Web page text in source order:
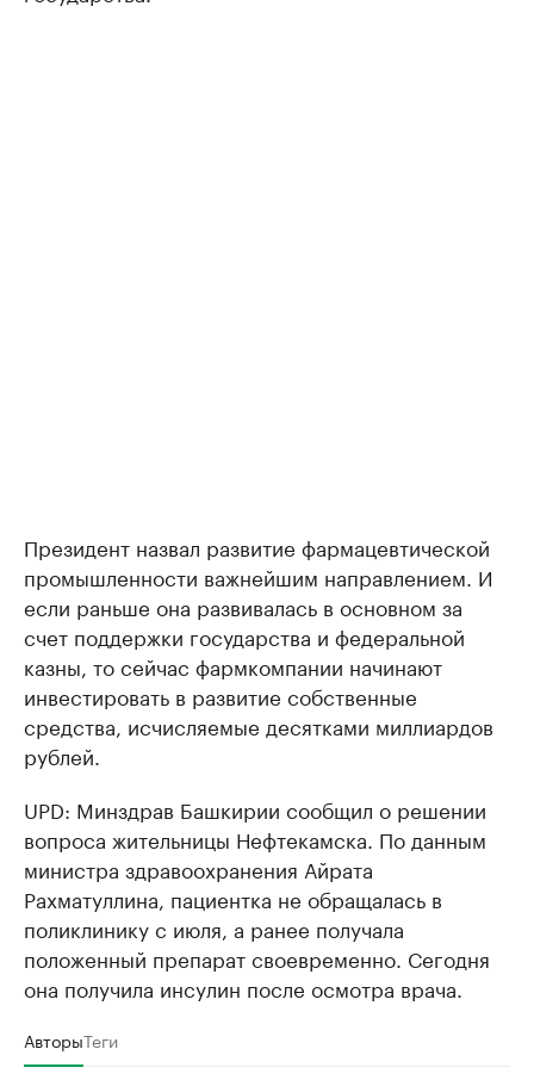
Президент назвал развитие фармацевтической
промышленности важнейшим направлением. И
если раньше она развивалась в основном за
счет поддержки государства и федеральной
казны, то сейчас фармкомпании начинают
инвестировать в развитие собственные
средства, исчисляемые десятками миллиардов
рублей.
UPD: Минздрав Башкирии сообщил о решении
вопроса жительницы Нефтекамска. По данным
министра здравоохранения Айрата
Рахматуллина, пациентка не обращалась в
поликлинику с июля, а ранее получала
положенный препарат своевременно. Сегодня
она получила инсулин после осмотра врача.
АвторыТеги